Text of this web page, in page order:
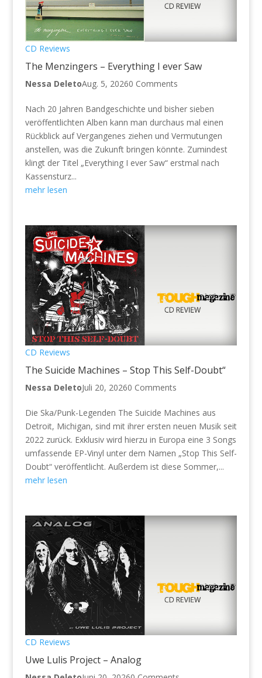
CD Reviews
The Menzingers – Everything I ever Saw
Nessa DeletoAug. 5, 20260 Comments
Nach 20 Jahren Bandgeschichte und bisher sieben
veröffentlichten Alben kann man durchaus mal einen
Rückblick auf Vergangenes ziehen und Vermutungen
anstellen, was die Zukunft bringen könnte. Zumindest
klingt der Titel „Everything I ever Saw“ erstmal nach
Kassensturz...
mehr lesen
CD Reviews
The Suicide Machines – Stop This Self-Doubt“
Nessa DeletoJuli 20, 20260 Comments
Die Ska/Punk-Legenden The Suicide Machines aus
Detroit, Michigan, sind mit ihrer ersten neuen Musik seit
2022 zurück. Exklusiv wird hierzu in Europa eine 3 Songs
umfassende EP-Vinyl unter dem Namen „Stop This Self-
Doubt“ veröffentlicht. Außerdem ist diese Sommer,...
mehr lesen
CD Reviews
Uwe Lulis Project – Analog